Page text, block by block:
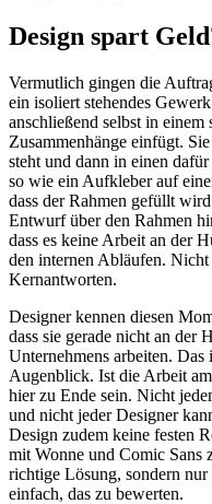
Design spart
Vermutlich gingen die
ein isoliert stehendes
anschließend selbst in einem
Zusammenhänge einfügt.
steht und dann in einen
so wie ein Aufkleber auf
dass der Rahmen gefüllt
Entwurf über den Rahmen
dass es keine Arbeit an der
den internen Abläufen.
Kernantworten.
Designer kennen diesen
dass sie gerade nicht an der
Unternehmens arbeiten.
Augenblick. Ist die Arbeit
hier zu Ende sein. Nicht
und nicht jeder Designer
Design zudem keine festen
mit Wonne und Comic Sans
richtige Lösung, sondern nur
einfach, das zu bewerten.